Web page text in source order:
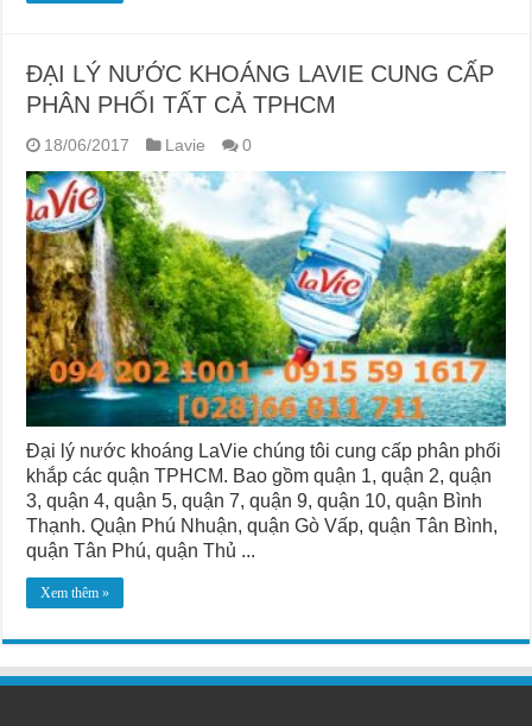
ĐẠI LÝ NƯỚC KHOÁNG LAVIE CUNG CẤP
PHÂN PHỐI TẤT CẢ TPHCM
18/06/2017 Lavie 0
Đại lý nước khoáng LaVie chúng tôi cung cấp phân phối
khắp các quận TPHCM. Bao gồm quận 1, quận 2, quận
3, quận 4, quận 5, quận 7, quận 9, quận 10, quận Bình
Thạnh. Quận Phú Nhuận, quận Gò Vấp, quận Tân Bình,
quận Tân Phú, quận Thủ ...
Xem thêm »